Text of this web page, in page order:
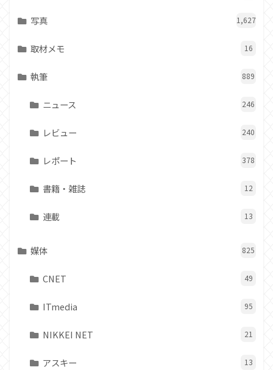
写真 1,627
取材メモ 16
執筆 889
ニュース 246
レビュー 240
レポート 378
書籍・雑誌 12
連載 13
媒体 825
CNET 49
ITmedia 95
NIKKEI NET 21
アスキー 13